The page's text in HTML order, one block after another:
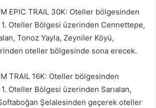
EPIC TRAIL 30K: Oteller bölgesinden
1. Oteller Bölgesi üzerinden Cennettepe,
Tonoz Yayla, Zeyniler Köyü,
oteller bölgesinde sona erecek.
TRAIL 16K: Oteller bölgesinden
1. Oteller Bölgesi üzerinden Sarıalan,
Şelalesinden geçerek oteller